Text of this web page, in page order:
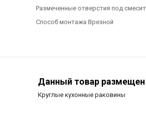
Размеченные отверстия под
Способ монтажа Врезной
Данный товар размещен
Круглые кухонные раковины